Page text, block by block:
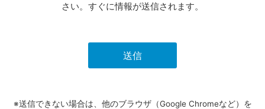
さい。すぐに情報が送信されます。
※送信できない場合は、他のブラウザ（Google Chromeなど）を